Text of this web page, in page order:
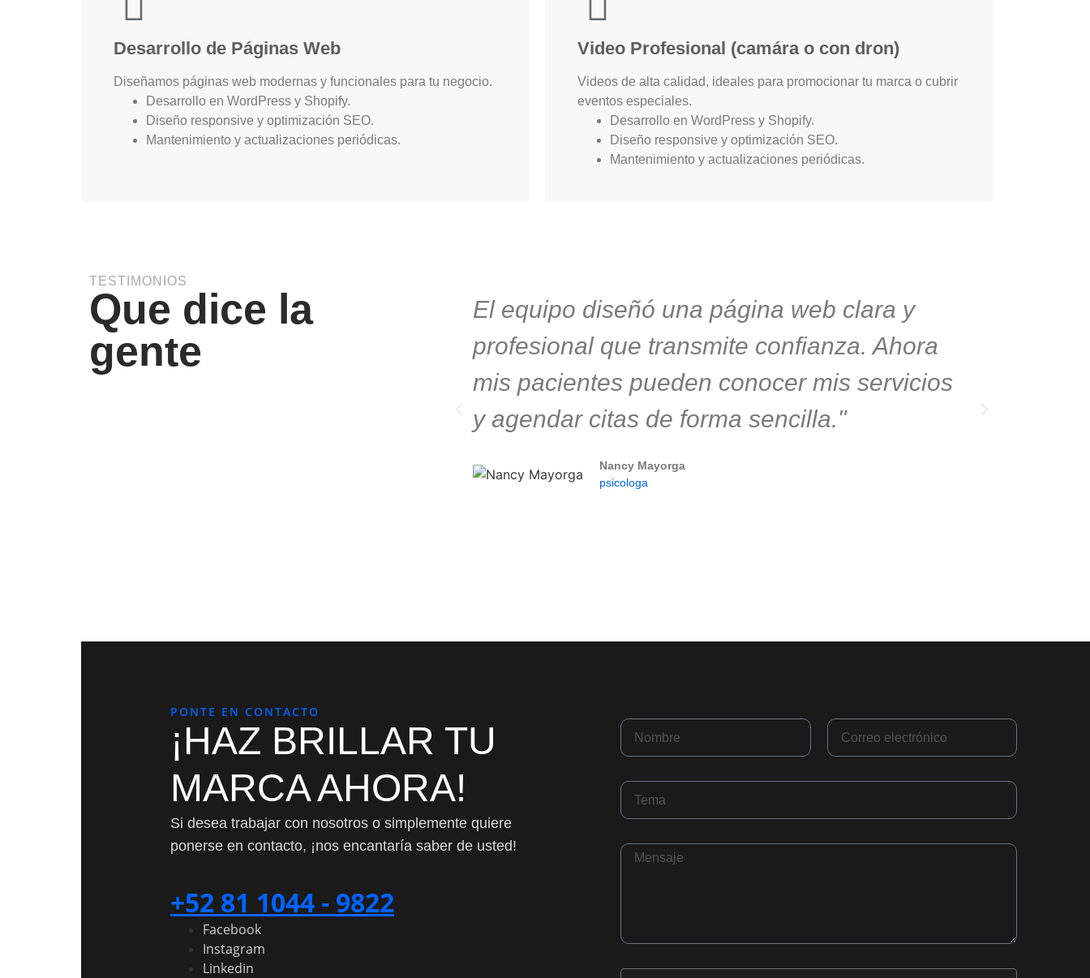
Desarrollo de Páginas Web
Diseñamos páginas web modernas y funcionales para tu negocio.
Desarrollo en WordPress y Shopify.
Diseño responsive y optimización SEO.
Mantenimiento y actualizaciones periódicas.
Video Profesional (camára o con dron)
Videos de alta calidad, ideales para promocionar tu marca o cubrir
eventos especiales.
Desarrollo en WordPress y Shopify.
Diseño responsive y optimización SEO.
Mantenimiento y actualizaciones periódicas.
TESTIMONIOS
Que dice la
gente
El equipo diseñó una página web clara y
profesional que transmite confianza. Ahora
mis pacientes pueden conocer mis servicios
y agendar citas de forma sencilla."
Nancy Mayorga
psicologa
PONTE EN CONTACTO
¡HAZ BRILLAR TU
MARCA AHORA!
Si desea trabajar con nosotros o simplemente quiere
ponerse en contacto, ¡nos encantaría saber de usted!
+52 81 1044 - 9822
Facebook
Instagram
Linkedin